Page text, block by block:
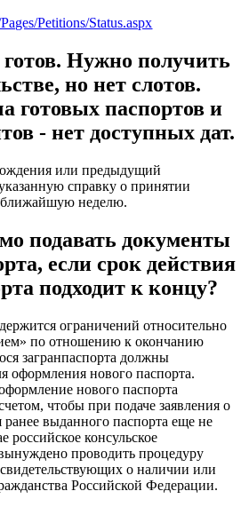
Petitions/Status.aspx
готов. Нужно получить
но нет слотов.
готовых паспортов и
- нет доступных дат.
или предыдущий
справку о принятии
ближайшую неделю.
подавать документы
если срок действия
подходит к концу?
ограничений относительно
по отношению к окончанию
загранпаспорта должны
оформления нового паспорта.
нового паспорта
чтобы при подаче заявления о
ранее выданного паспорта еще не
российское консульское
проводить процедуру
о наличии или
Российской Федерации.